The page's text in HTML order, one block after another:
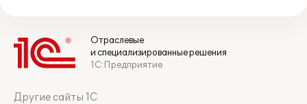
Отраслевые
и специализированные решения
1С:Предприятие
Другие сайты 1С